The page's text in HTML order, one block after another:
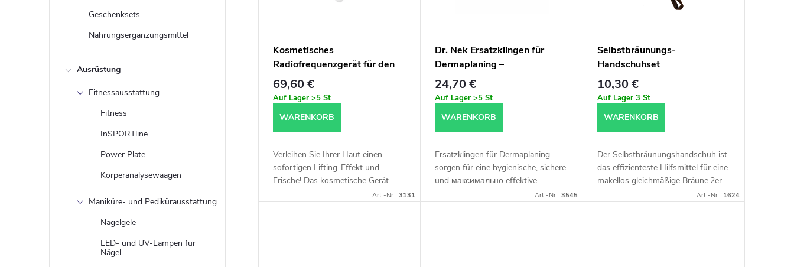
Geschenksets
Nahrungsergänzungsmittel
Ausrüstung
Fitnessausstattung
Fitness
InSPORTline
Power Plate
Körperanalysewaagen
Maniküre- und Pedikürausstattung
Nagelgele
LED- und UV-Lampen für
Nägel
o
Kosmetisches
Radiofrequenzgerät für den
Heimgebrauch
69,60 €
Auf Lager >5 St
WARENKORB
Verleihen Sie Ihrer Haut einen
sofortigen Lifting-Effekt und
Frische! Das kosmetische Gerät
stimuliert die Kollagenproduktion,
Art.-Nr.:3131
Dr. Nek Ersatzklingen für
Dermaplaning –
Dermaplaning Tool (8 Stk.)
24,70 €
Auf Lager>5 St
WARENKORB
Ersatzklingen für Dermaplaning
sorgen für eine hygienische, sichere
und максимально effektive
Art.-Nr.: 3545
Selbstbräunungs-
Handschuhset
10,30 €
Auf Lager 3 St
WARENKORB
Der Selbstbräunungshandschuh ist
das effizienteste Hilfsmittel für eine
makellos gleichmäßige Bräune.2er-
Set- auf Körper und Gesicht.Art.-Nr.: 1624